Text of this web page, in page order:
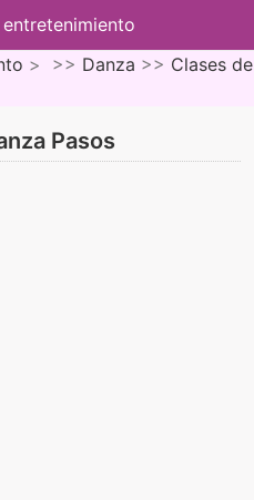
> >> Danza >> Clases de
Pasos